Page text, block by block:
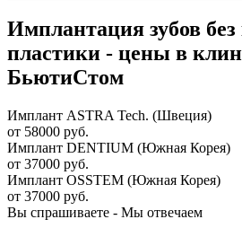
Имплантация зубов без
пластики - цены в
БьютиСтом
Имплант ASTRA Tech. (Швеция)
от 58000 руб.
Имплант DENTIUM (Южная Корея)
от 37000 руб.
Имплант OSSTEM (Южная Корея)
от 37000 руб.
Вы спрашиваете - Мы отвечаем